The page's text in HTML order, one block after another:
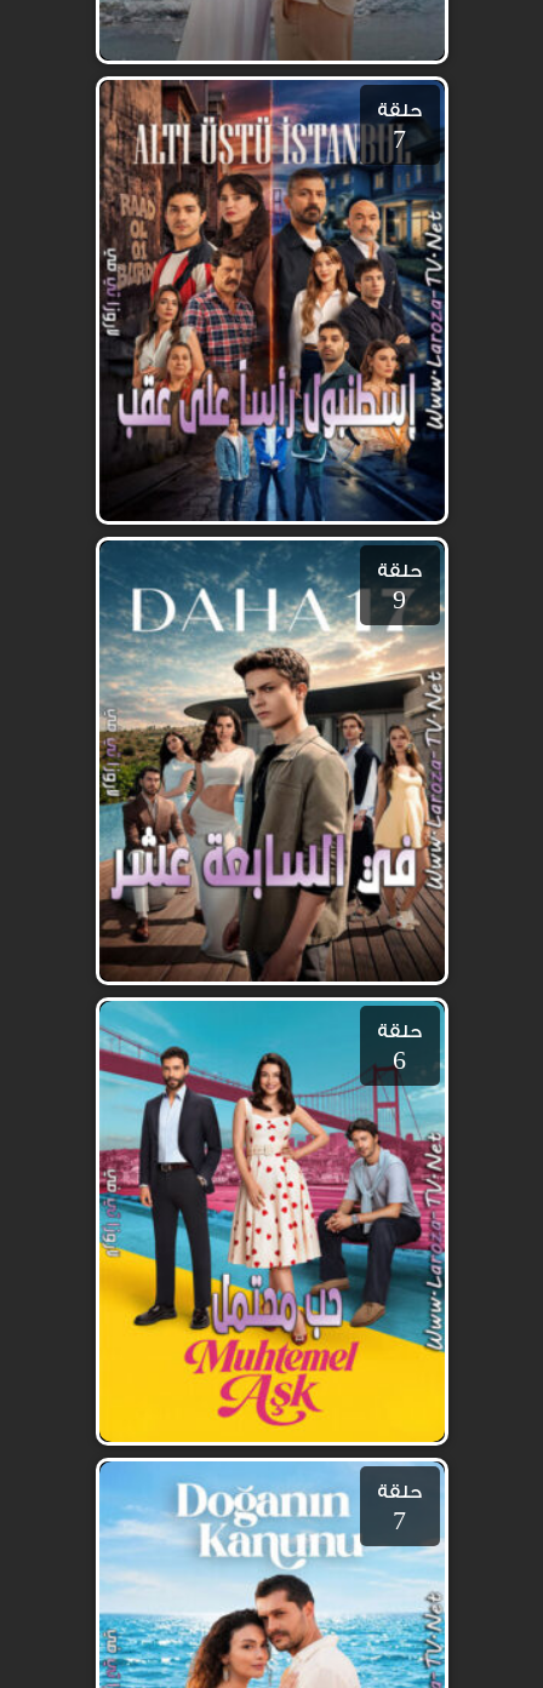
حلقة
7
حلقة
9
حلقة
6
حلقة
7